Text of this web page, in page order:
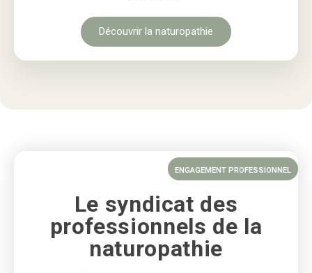
Découvrir la naturopathie
ENGAGEMENT PROFESSIONNEL
Le syndicat des
professionnels de la
naturopathie